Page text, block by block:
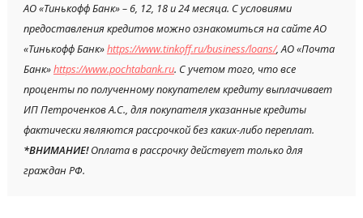
АО «Тинькофф Банк» – 6, 12, 18 и 24 месяца. С условиями
предоставления кредитов можно ознакомиться на сайте АО
«Тинькофф Банк»https://www.tinkoff.ru/business/loans/, АО «Почта
Банк»https://www.pochtabank.ru. С учетом того, что все
проценты по полученному покупателем кредиту выплачивает
ИП Петроченков А.С., для покупателя указанные кредиты
фактически являются рассрочкой без каких-либо переплат.
*ВНИМАНИЕ!Оплата в рассрочку действует только для
граждан РФ.